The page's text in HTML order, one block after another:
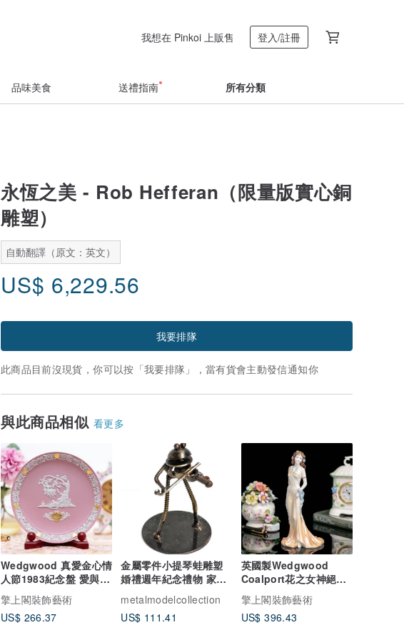
我想在 Pinkoi 上販售 登入/註冊
品味美食 送禮指南 所有分類
永恆之美 - Rob Hefferan（限量版實心銅
雕塑）
自動翻譯（原文：英文）
US$ 6,229.56
我要排隊
此商品目前沒現貨，你可以按「我要排隊」，當有貨會主動發信通知你
與此商品相似 看更多
Wedgwood 真愛金心情
人節1983紀念盤 愛與工
藝的璀璨頌歌
擎上閣裝飾藝術
US$ 266.37
金屬零件小提琴蛙雕塑
婚禮週年紀念禮物 家居
裝飾品
metalmodelcollection
US$ 111.41
英國製Wedgwood
Coalport花之女神絕美
限量手工捏花骨瓷雕塑
Topaz
擎上閣裝飾藝術
US$ 396.43